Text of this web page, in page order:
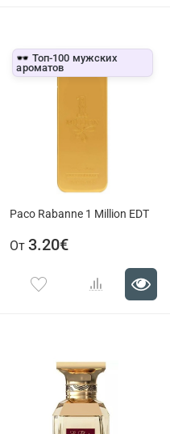
🕶️ Топ-100 мужских
ароматов
Paco Rabanne 1 Million EDT
От 3.20€